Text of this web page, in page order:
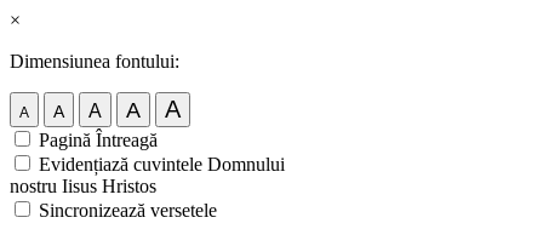
×
Dimensiunea fontului:
A A A A A
Pagină Întreagă
Evidențiază cuvintele Domnului
nostru Iisus Hristos
Sincronizează versetele